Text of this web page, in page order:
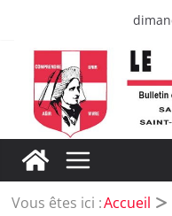
contenu
Vous êtes ici :Accueil